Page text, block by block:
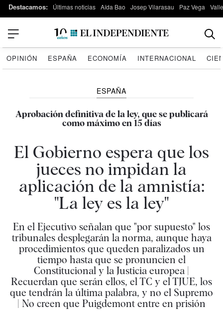
Destacamos: Últimas noticias Aída Bao Josep Vilarasau Paz Vega
OPINIÓN ESPAÑA ECONOMÍA INTERNACIONAL
ESPAÑA
Aprobación definitiva de la ley, que se publicará
como máximo en 15 días
El Gobierno espera que los
jueces no impidan la
aplicación de la amnistía:
"La ley es la ley"
En el Ejecutivo señalan que "por supuesto" los
tribunales desplegarán la norma, aunque haya
procedimientos que queden paralizados un
tiempo hasta que se pronuncien el
Constitucional y la Justicia europea |
Recuerdan que serán ellos, el TC y el TJUE, los
que tendrán la última palabra, y no el Supremo
| No creen que Puigdemont entre en prisión